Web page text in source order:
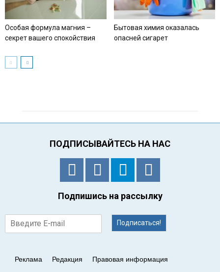
Особая формула магния –
секрет вашего спокойствия
Бытовая химия оказалась
опасней сигарет
ПОДПИСЫВАЙТЕСЬ НА НАС
Подпишись на рассылку
Подписаться!
Реклама Редакция Правовая информация